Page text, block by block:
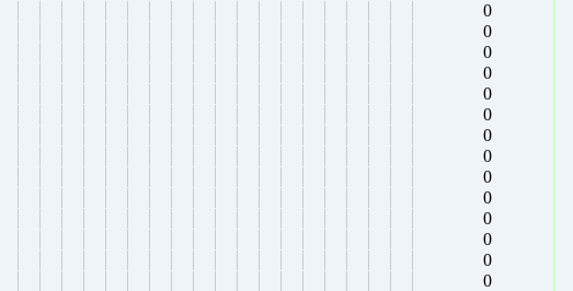
0
0
0
0
0
0
0
0
0
0
0
0
0
0